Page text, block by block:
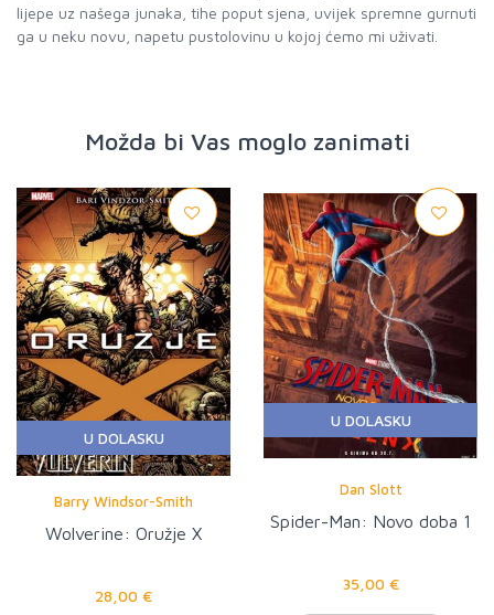
lijepe uz našega junaka, tihe poput sjena, uvijek spremne gurnuti
ga u neku novu, napetu pustolovinu u kojoj ćemo mi uživati.
Možda bi Vas moglo zanimati
U DOLASKU
Barry Windsor-Smith
Wolverine: Oružje X
28,00 €
U DOLASKU
Dan Slott
Spider-Man: Novo doba 1
35,00 €